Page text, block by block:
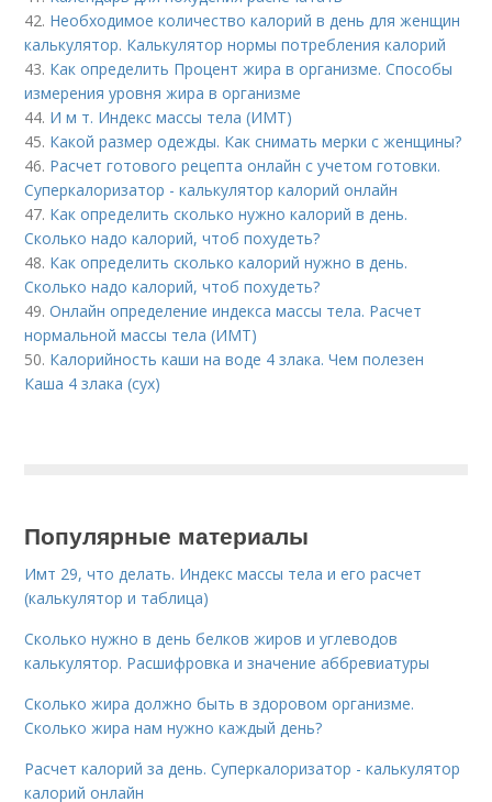
42. Необходимое количество калорий в день для женщин
калькулятор. Калькулятор нормы потребления калорий
43. Как определить Процент жира в организме. Способы
измерения уровня жира в организме
44. И м т. Индекс массы тела (ИМТ)
45. Какой размер одежды. Как снимать мерки с женщины?
46. Расчет готового рецепта онлайн с учетом готовки.
Суперкалоризатор - калькулятор калорий онлайн
47. Как определить сколько нужно калорий в день.
Сколько надо калорий, чтоб похудеть?
48. Как определить сколько калорий нужно в день.
Сколько надо калорий, чтоб похудеть?
49.Онлайн определение индекса массы тела. Расчет
нормальной массы тела (ИМТ)
50. Калорийность каши на воде 4 злака. Чем полезен
Каша 4 злака (сух)
Популярные материалы
Имт 29, что делать. Индекс массы тела и его расчет
(калькулятор и таблица)
Сколько нужно в день белков жиров и углеводов
калькулятор. Расшифровка и значение аббревиатуры
Сколько жира должно быть в здоровом организме.
Сколько жира нам нужно каждый день?
Расчет калорий за день. Суперкалоризатор - калькулятор
калорий онлайн